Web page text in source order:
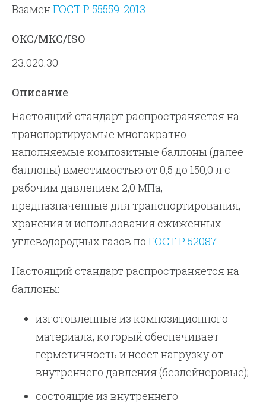
ВзаменГОСТ Р 55559-2013
ОКС/МКС/ISO
23.020.30
Описание
Настоящий стандарт распространяется на
транспортируемые многократно
наполняемые композитные баллоны (далее –
баллоны) вместимостью от 0,5 до 150,0 л с
рабочим давлением 2,0 МПа,
предназначенные для транспортирования,
хранения и использования сжиженных
углеводородных газов поГОСТ Р 52087.
Настоящий стандарт распространяется на
баллоны:
изготовленные из композиционного
материала, который обеспечивает
герметичность и несет нагрузку от
внутреннего давления (безлейнеровые);
состоящие из внутреннего